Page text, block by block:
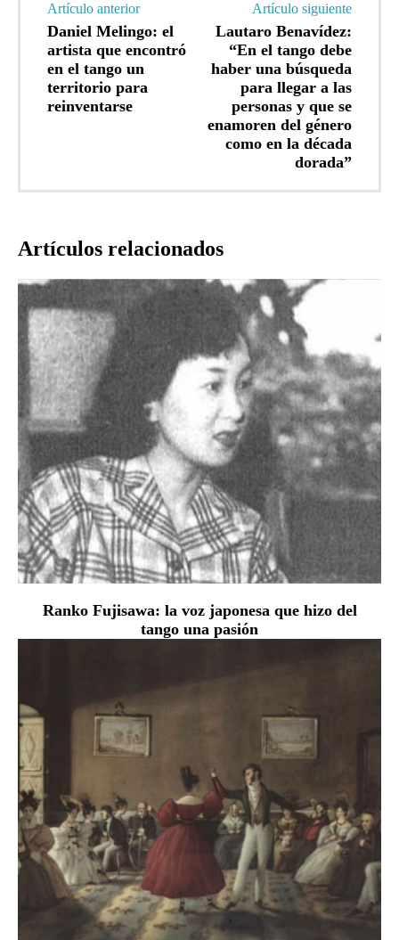
Artículo anterior
Daniel Melingo: el
artista que encontró
en el tango un
territorio para
reinventarse
Artículo siguiente
Lautaro Benavídez:
“En el tango debe
haber una búsqueda
para llegar a las
personas y que se
enamoren del género
como en la década
dorada”
Artículos relacionados
Ranko Fujisawa: la voz japonesa que hizo del
tango una pasión